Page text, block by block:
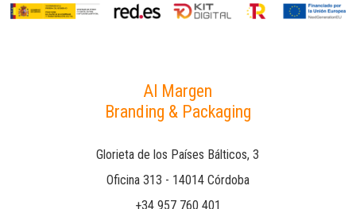
Al Margen
Branding & Packaging
Glorieta de los Países Bálticos, 3
Oficina 313 - 14014 Córdoba
+34 957 760 401